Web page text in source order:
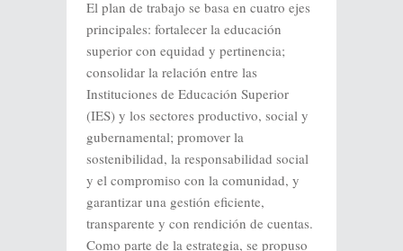
El plan de trabajo se basa en cuatro ejes
principales: fortalecer la educación
superior con equidad y pertinencia;
consolidar la relación entre las
Instituciones de Educación Superior
(IES) y los sectores productivo, social y
gubernamental; promover la
sostenibilidad, la responsabilidad social
y el compromiso con la comunidad, y
garantizar una gestión eficiente,
transparente y con rendición de cuentas.
Como parte de la estrategia, se propuso